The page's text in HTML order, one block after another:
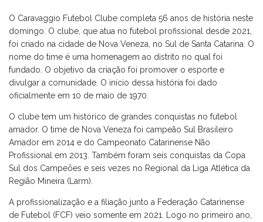
O Caravaggio Futebol Clube completa 56 anos de história neste
domingo. O clube, que atua no futebol profissional desde 2021,
foi criado na cidade de Nova Veneza, no Sul de Santa Catarina. O
nome do time é uma homenagem ao distrito no qual foi
fundado. O objetivo da criação foi promover o esporte e
divulgar a comunidade. O início dessa história foi dado
oficialmente em 10 de maio de 1970.
O clube tem um histórico de grandes conquistas no futebol
amador. O time de Nova Veneza foi campeão Sul Brasileiro
Amador em 2014 e do Campeonato Catarinense Não
Profissional em 2013. Também foram seis conquistas da Copa
Sul dos Campeões e seis vezes no Regional da Liga Atlética da
Região Mineira (Larm).
A profissionalização e a filiação junto a Federação Catarinense
de Futebol (FCF) veio somente em 2021. Logo no primeiro ano,